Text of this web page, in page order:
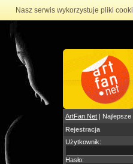
Nasz serwis wykorzystuje pliki
ArtFan.Net | Najlepsze
Rejestracja
Użytkownik:
Hasło: